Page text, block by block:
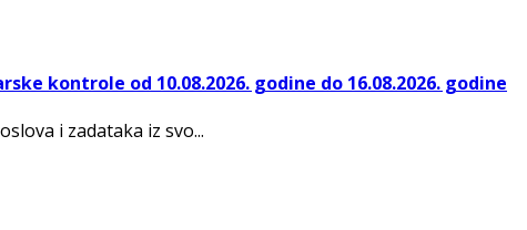
kontrole od 10.08.2026. godine do 16.08.2026. godine
i zadataka iz svo...